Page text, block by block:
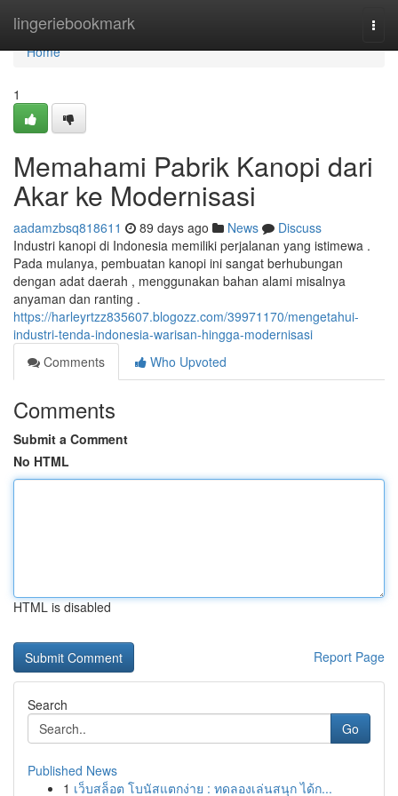
lingeriebookmark
Home
Home
1
Memahami Pabrik Kanopi dari
Akar ke Modernisasi
aadamzbsq818611 89 days ago News
Discuss
Industri kanopi di Indonesia memiliki perjalanan yang istimewa .
Pada mulanya, pembuatan kanopi ini sangat berhubungan
dengan adat daerah , menggunakan bahan alami misalnya
anyaman dan ranting .
https://harleyrtzz835607.blogozz.com/39971170/mengetahui-
industri-tenda-indonesia-warisan-hingga-modernisasi
Comments
Who Upvoted
Comments
Submit a Comment
No HTML
HTML is disabled
Report Page
Search
Go
Published News
1 เว็บสล็อต โบนัสแตกง่าย : ทดลองเล่นสนุก ได้ก...